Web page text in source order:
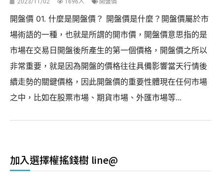
開盤價 01. 什麼是開盤價？ 開盤價是什麼？開盤價屬於市
場術語的一種，也就是所謂的開市價，開盤價意思指的是
市場在交易日開盤後所產生的第一個價格，開盤價之所以
非常重要，就是因為開盤的價格往往具備影響當天行情後
續走勢的關鍵價格，因此開盤價的重要性體現在任何市場
之中，比如在股票市場、期貨市場、外匯市場等...
加入選擇權搖錢樹 line@